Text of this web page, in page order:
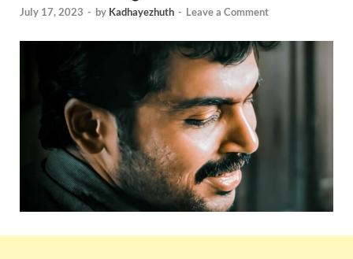
July 17, 2023 - by Kadhayezhuth - Leave a Comment